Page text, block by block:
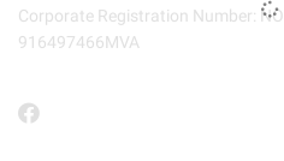
Corporate Registration Number: NO
916497466MVA